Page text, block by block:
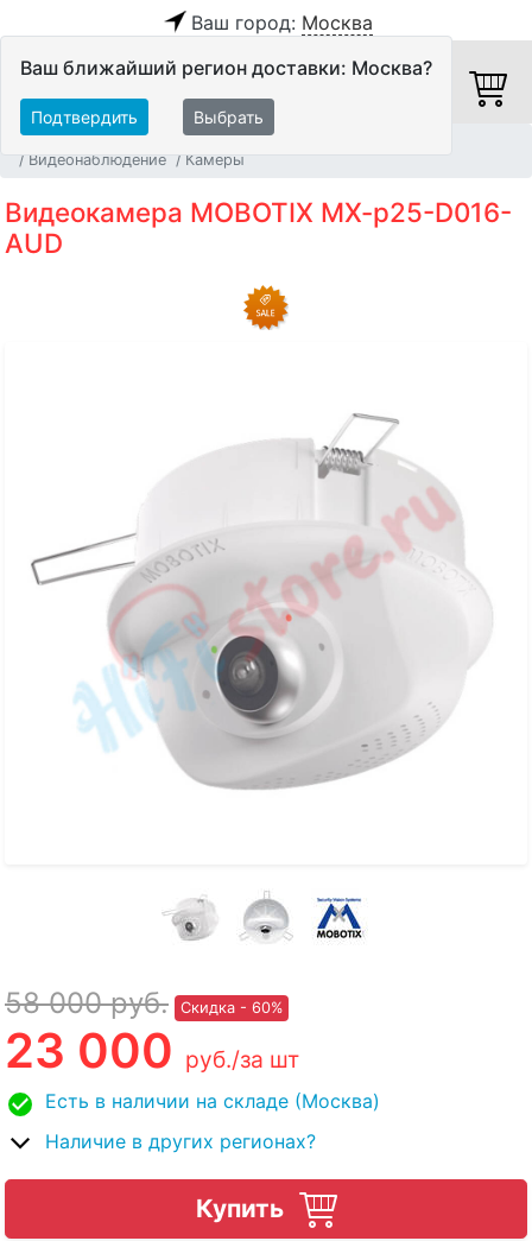
Ваш город: Москва
Ваш ближайший регион доставки: Москва?
Подтвердить Выбрать
Видеонаблюдение
Камеры
Видеокамера MOBOTIX MX-p25-D016-
AUD
58 000руб. Скидка - 60%
23 000 руб./за шт
Есть в наличии на складе (Москва)
Наличие в других регионах?
Купить